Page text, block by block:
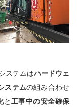
ステムはハードウェ
ステムの組み合わせ
と工事中の安全確保